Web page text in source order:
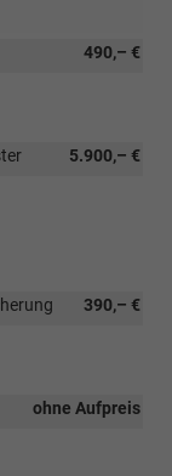
490,– €
5.900,– €
390,– €
ohne Aufpreis